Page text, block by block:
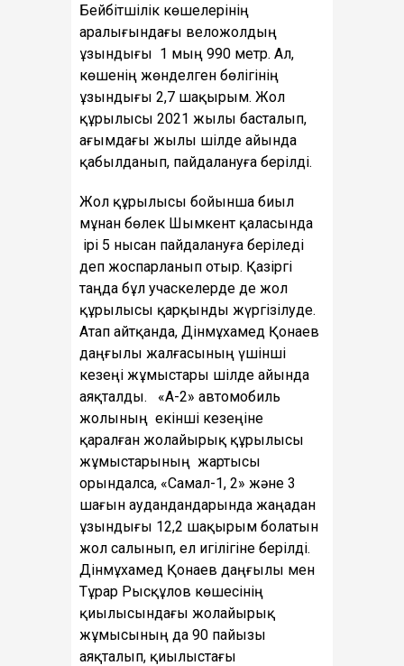
Бейбітшілік көшелерінің
аралығындағы веложолдың
ұзындығы 1 мың 990 метр. Ал,
көшенің жөнделген бөлігінің
ұзындығы 2,7 шақырым. Жол
құрылысы 2021 жылы басталып,
ағымдағы жылы шілде айында
қабылданып, пайдалануға берілді.
Жол құрылысы бойынша биыл
мұнан бөлек Шымкент қаласында
ірі 5 нысан пайдалануға беріледі
деп жоспарланып отыр. Қазіргі
таңда бұл учаскелерде де жол
құрылысы қарқынды жүргізілуде.
Атап айтқанда, Дінмұхамед Қонаев
даңғылы жалғасының үшінші
кезеңі жұмыстары шілде айында
аяқталды. «А-2» автомобиль
жолының екінші кезеңіне
қаралған жолайырық құрылысы
жұмыстарының жартысы
орындалса, «Самал-1, 2» және 3
шағын аудандандарында жаңадан
ұзындығы 12,2 шақырым болатын
жол салынып, ел игілігіне берілді.
Дінмұхамед Қонаев даңғылы мен
Тұрар Рысқұлов көшесінің
қиылысындағы жолайырық
жұмысының да 90 пайызы
аяқталып, қиылыстағы